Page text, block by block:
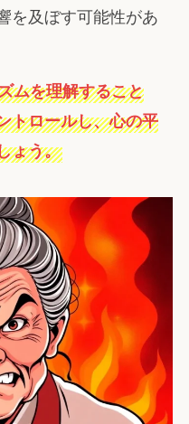
を及ぼす可能性があ
ムを理解すること
トロールし、心の平
ょう。